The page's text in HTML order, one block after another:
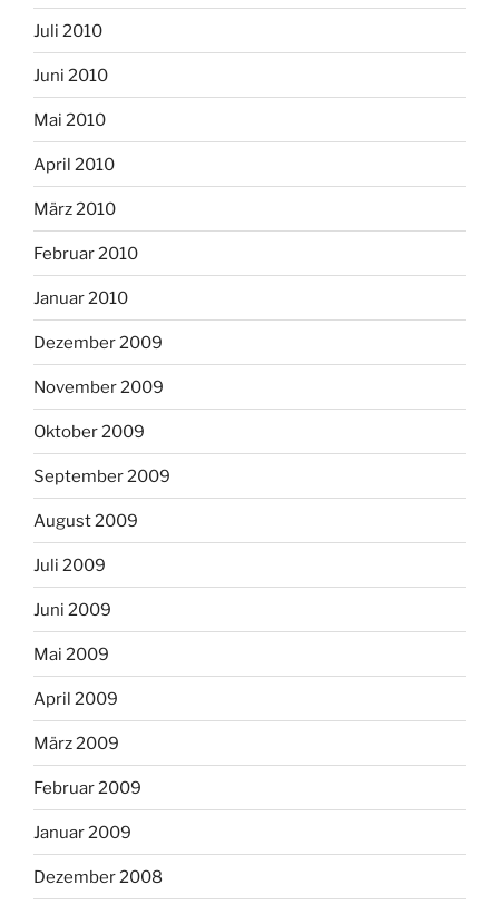
Juli 2010
Juni 2010
Mai 2010
April 2010
März 2010
Februar 2010
Januar 2010
Dezember 2009
November 2009
Oktober 2009
September 2009
August 2009
Juli 2009
Juni 2009
Mai 2009
April 2009
März 2009
Februar 2009
Januar 2009
Dezember 2008